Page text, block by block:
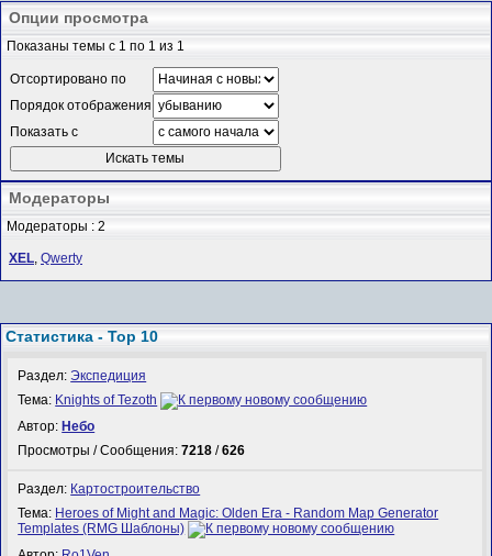
Опции просмотра
Показаны темы с 1 по 1 из 1
Отсортировано по
Порядок отображения
Показать с
Модераторы
Модераторы : 2
XEL, Qwerty
Статистика - Top 10
Раздел:Экспедиция
Тема: Knights of Tezoth
Автор: Небо
Просмотры / Сообщения:7218 /626
Раздел: Картостроительство
Тема: Heroes of Might and Magic: Olden Era - Random Map Generator
Templates (RMG Шаблоны)